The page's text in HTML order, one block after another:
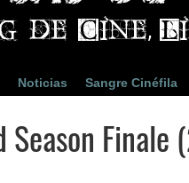
Noticias Sangre Cinéfila
Finale